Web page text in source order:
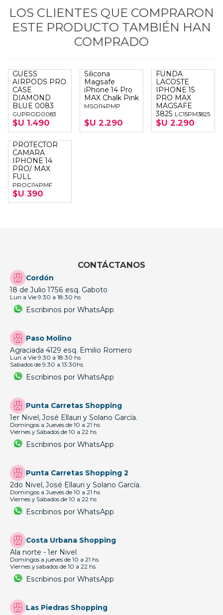
LOS CLIENTES QUE COMPRARON
ESTE PRODUCTO TAMBIÉN HAN
COMPRADO
GUESS
AIRPODS PRO
CASE
DIAMOND
BLUE 0083
GUPROD0083
$U 1.490
Silicona
Magsafe
iPhone 14 Pro
MAX Chalk Pink
MSOI14PMP
$U 2.290
FUNDA
LACOSTE
IPHONE 15
PRO MAX
MAGSAFE
3825 LC15PM3825
$U 2.290
PROTECTOR
CAMARA
IPHONE 14
PRO/ MAX
FULL
PROCI14PMF
$U 390
CONTÁCTANOS
Cordón
18 de Julio 1756 esq. Gaboto
Lun a Vie 9:30 a 18:30 hs
Escribinos por WhatsApp
Paso Molino
Agraciada 4129 esq. Emilio Romero
Lun a Vie 9:30 a 18:30 hs
Sabados de 9:30 a 13:30hs
Escribinos por WhatsApp
Punta Carretas Shopping
1er Nivel, José Ellauri y Solano García.
Domingos a Jueves de 10 a 21 hs
Viernes y Sábados de 10 a 22 hs
Escribinos por WhatsApp
Punta Carretas Shopping 2
2do Nivel, José Ellauri y Solano García.
Domingos a Jueves de 10 a 21 hs
Viernes y Sábados de 10 a 22 hs
Escribinos por WhatsApp
Costa Urbana Shopping
Ala norte - 1er Nivel
Domingos a jueves de 10 a 21 hs
Viernes y sabados de 10 a 22 hs
Escribinos por WhatsApp
Las Piedras Shopping